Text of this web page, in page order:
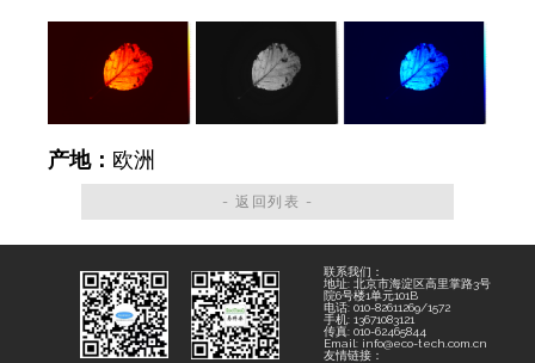
产地： 欧洲
- 返回列表 -
联系我们：
地址: 北京市海淀区高里掌路3号
院6号楼1单元101B
电话: 010-82611269/1572
手机: 13671083121
传真: 010-62465844
Email: info@eco-tech.com.cn
友情链接：